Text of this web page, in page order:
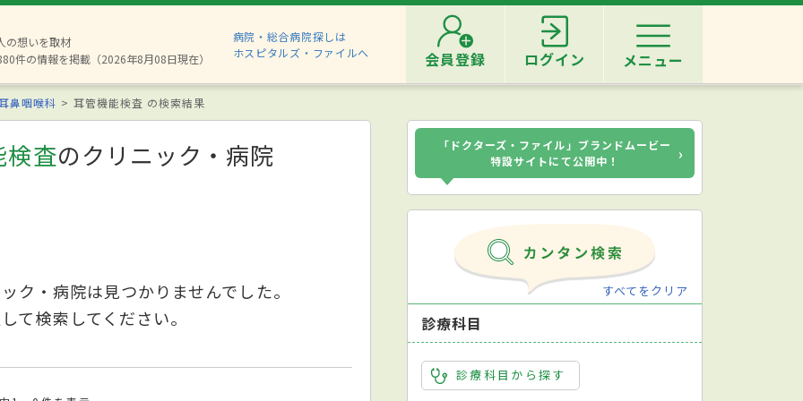
の想いを取材
件の情報を掲載（2026年8月08日現在）
病院・総合病院探しは
ホスピタルズ・ファイルへ
会員登録 ログイン メニュー
鼻咽喉科 耳管機能検査 の検索結果
検査のクリニック・病院
ク・病院は見つかりませんでした。
て検索してください。
「ドクターズ・ファイル」ブランドムービー
特設サイトにて公開中！
›
すべてをクリア
診療科目
診療科目から探す